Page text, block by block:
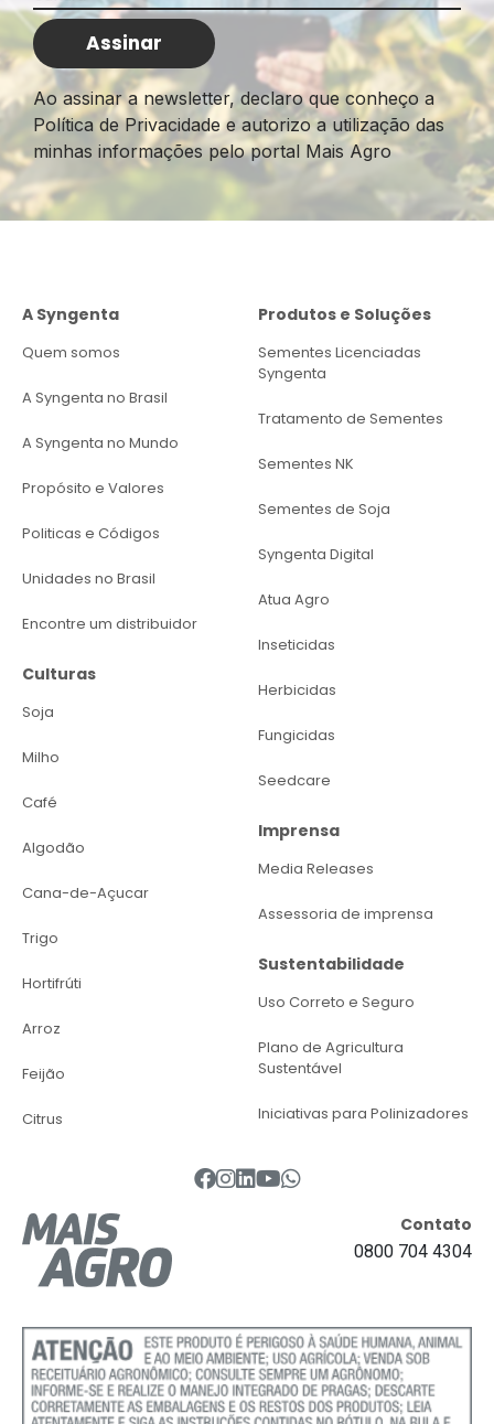
Ao assinar a newsletter, declaro que conheço a
Política de Privacidade e autorizo a utilização das
minhas informações pelo portal Mais Agro
A Syngenta
Quem somos
A Syngenta no Brasil
A Syngenta no Mundo
Propósito e Valores
Politicas e Códigos
Unidades no Brasil
Encontre um distribuidor
Culturas
Soja
Milho
Café
Algodão
Cana-de-Açucar
Trigo
Hortifrúti
Arroz
Feijão
Citrus
Produtos e Soluções
Sementes Licenciadas
Syngenta
Tratamento de Sementes
Sementes NK
Sementes de Soja
Syngenta Digital
Atua Agro
Inseticidas
Herbicidas
Fungicidas
Seedcare
Imprensa
Media Releases
Assessoria de imprensa
Sustentabilidade
Uso Correto e Seguro
Plano de Agricultura
Sustentável
Iniciativas para Polinizadores
Contato
0800 704 4304